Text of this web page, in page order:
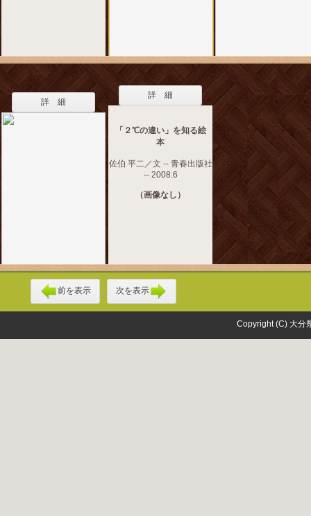
詳 細
詳 細
「２℃の違い」を知る絵
本
佐伯 平二／文 -- 青春出版社
-- 2008.6
（画像なし）
前を表示 次を表示
Copyright (C) 大分